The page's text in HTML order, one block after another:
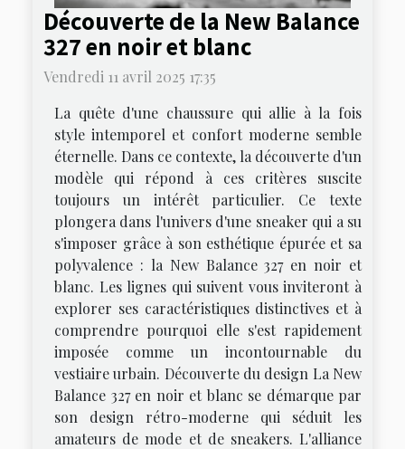
Découverte de la New Balance
327 en noir et blanc
Vendredi 11 avril 2025 17:35
La quête d'une chaussure qui allie à la fois
style intemporel et confort moderne semble
éternelle. Dans ce contexte, la découverte d'un
modèle qui répond à ces critères suscite
toujours un intérêt particulier. Ce texte
plongera dans l'univers d'une sneaker qui a su
s'imposer grâce à son esthétique épurée et sa
polyvalence : la New Balance 327 en noir et
blanc. Les lignes qui suivent vous inviteront à
explorer ses caractéristiques distinctives et à
comprendre pourquoi elle s'est rapidement
imposée comme un incontournable du
vestiaire urbain. Découverte du design La New
Balance 327 en noir et blanc se démarque par
son design rétro-moderne qui séduit les
amateurs de mode et de sneakers. L'alliance